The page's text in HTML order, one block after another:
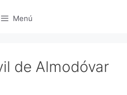
Menú
de Almodóvar